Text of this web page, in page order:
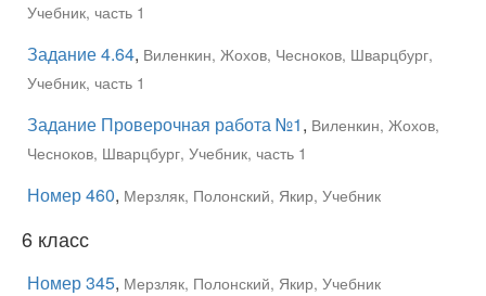
Учебник, часть 1
Задание 4.64, Виленкин, Жохов, Чесноков, Шварцбург,
Учебник, часть 1
Задание Проверочная работа №1, Виленкин, Жохов,
Чесноков, Шварцбург, Учебник, часть 1
Номер 460, Мерзляк, Полонский, Якир, Учебник
6 класс
Номер 345, Мерзляк, Полонский, Якир, Учебник